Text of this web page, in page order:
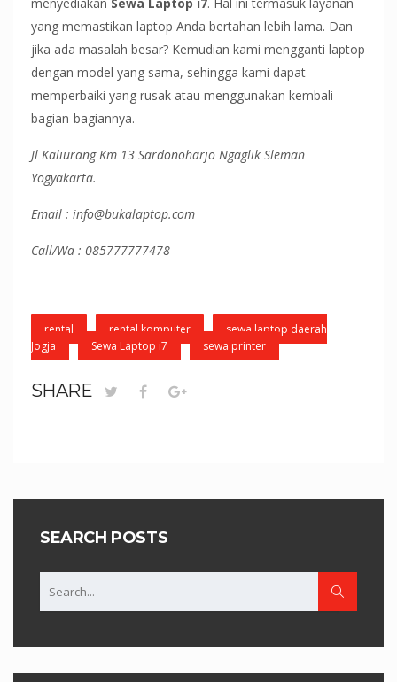
menyediakan Sewa Laptop i7. Hal ini termasuk layanan
yang memastikan laptop Anda bertahan lebih lama. Dan
jika ada masalah besar? Kemudian kami mengganti laptop
dengan model yang sama, sehingga kami dapat
memperbaiki yang rusak atau menggunakan kembali
bagian-bagiannya.
Jl Kaliurang Km 13 Sardonoharjo Ngaglik Sleman
Yogyakarta.
Email : info@bukalaptop.com
Call/Wa : 085777777478
rental rental komputer
sewa laptop daerah
Jogja
Sewa Laptop i7 sewa printer
SHARE
SEARCH POSTS